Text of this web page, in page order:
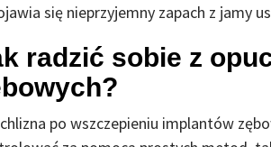
się nieprzyjemny zapach z jamy
radzić sobie z
po wszczepieniu implantów